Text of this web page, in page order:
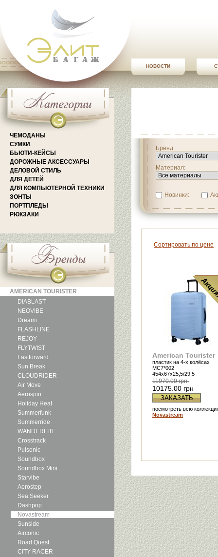
НОВОСТИ
ЧЕМОДАНЫ
СУМКИ
БЬЮТИ-КЕЙСЫ
ДОРОЖНЫЕ АКСЕССУАРЫ
ДЕЛОВОЙ СТИЛЬ
ДЛЯ ДЕТЕЙ
ДЛЯ КОМПЬЮТЕРНОЙ ТЕХНИКИ
ЗОНТЫ
ПОРТПЛЕДЫ
РЮКЗАКИ
AMERICAN TOURISTER
DIABLAST
NEOVIBE
Dreami
FLASHLINE
REJOY
FLYTWIST
Fastforward
Sun Break
CLOUDRIDER
Air Move
Aerospin
Holiday Heat
Summerfunk
Summerride
WANDERLITE
Crosstrack
Pulsonic
Soundbox
Soundbox Mini
Starvibe
Aerostep
Sea Seeker
Dashpop
Novastream
Sunside
Airconic
Road Quest
CITY RACER
Бренд:
Материал:
Новинки:
Сортировать по цене
American Tourister
пластик на 4-х колёсах
MC7*002
454x67x25,5/29,5
11970.00 грн.
10175.00 грн.
ЗАКАЗАТЬ
посмотреть всю
Novastream